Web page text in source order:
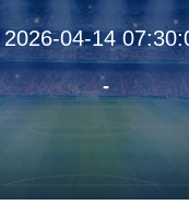
2026-04-14
-